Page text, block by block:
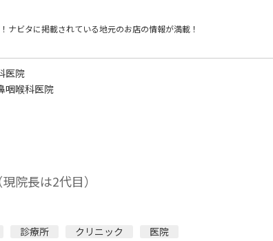
ナビタに掲載されている地元のお店の情報が満載！
医院
咽喉科医院
院長は2代目）
診療所 クリニック 医院